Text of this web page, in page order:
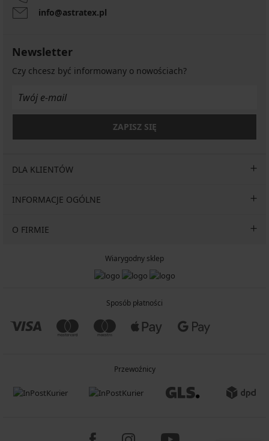
info@astratex.pl
Newsletter
Czy chcesz być informowany o nowościach?
ZAPISZ SIĘ
DLA KLIENTÓW
INFORMACJE OGÓLNE
O FIRMIE
Wiarygodny sklep
Sposób płatności
Przewoźnicy